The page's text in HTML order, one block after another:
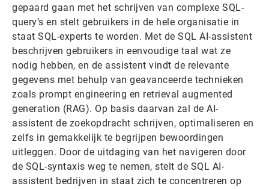
gepaard gaan met het schrijven van complexe SQL-
query’s en stelt gebruikers in de hele organisatie in
staat SQL-experts te worden. Met de SQL AI-assistent
beschrijven gebruikers in eenvoudige taal wat ze
nodig hebben, en de assistent vindt de relevante
gegevens met behulp van geavanceerde technieken
zoals prompt engineering en retrieval augmented
generation (RAG). Op basis daarvan zal de AI-
assistent de zoekopdracht schrijven, optimaliseren en
zelfs in gemakkelijk te begrijpen bewoordingen
uitleggen. Door de uitdaging van het navigeren door
de SQL-syntaxis weg te nemen, stelt de SQL AI-
assistent bedrijven in staat zich te concentreren op